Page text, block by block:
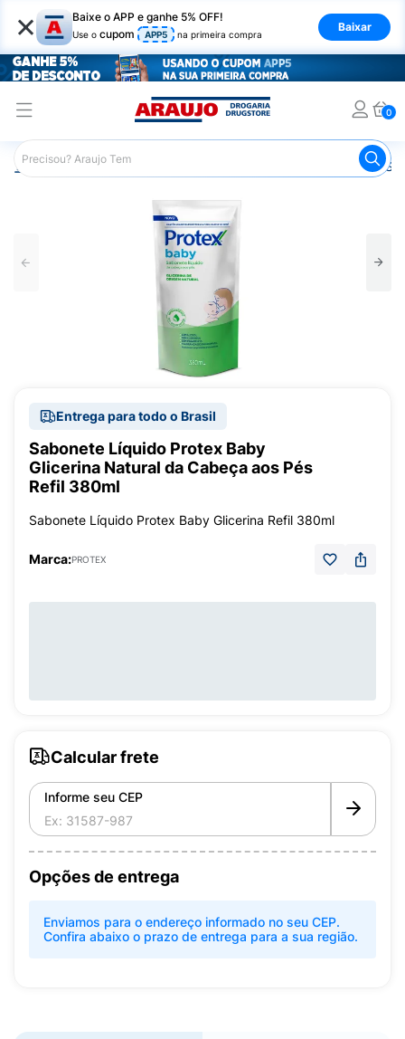
× Baixe o APP e ganhe 5% OFF!
Use o cupom APP5 na primeira compra
Baixar
0
Araujo Infantil Sabonete Infantil
Entrega para todo o Brasil
Sabonete Líquido Protex Baby
Glicerina Natural da Cabeça aos Pés
Refil 380ml
Sabonete Líquido Protex Baby Glicerina Refil 380ml
Marca:PROTEX
Calcular frete
Informe seu CEP
Opções de entrega
Enviamos para o endereço informado no seu CEP.
Confira abaixo o prazo de entrega para a sua região.